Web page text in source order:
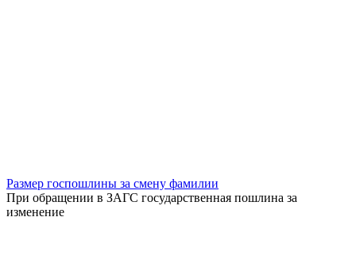
Размер госпошлины за смену фамилии
При обращении в ЗАГС государственная пошлина за
изменение